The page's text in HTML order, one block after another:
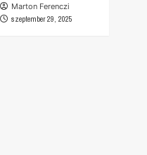
Marton Ferenczi
szeptember 29, 2025